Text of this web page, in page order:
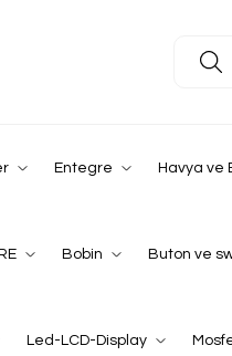
Entegre Havya ve
Bobin Buton ve
Led-LCD-Display